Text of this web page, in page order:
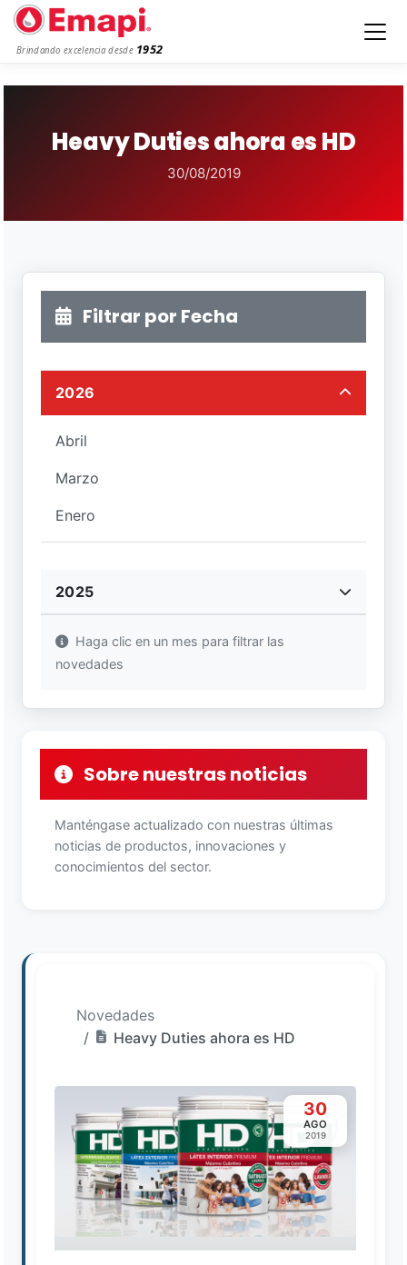
Brindando excelencia desde 1952
Heavy Duties ahora es HD
30/08/2019
Novedades
Heavy Duties ahora es HD
Loading image...
30
AGO
2019
Filtrar por Fecha
2026
Abril
Marzo
Enero
2025
Haga clic en un mes para filtrar las
novedades
Sobre nuestras noticias
Manténgase actualizado con nuestras últimas
noticias de productos, innovaciones y
conocimientos del sector.